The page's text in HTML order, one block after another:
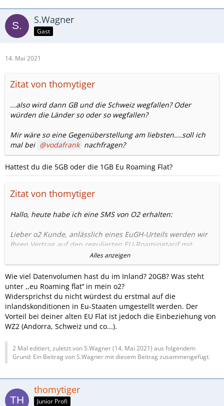
S.Wagner
Gast
14. Mai 2021
Zitat von thomytiger
...also wird dann GB und die Schweiz wegfallen? Oder
würden die Länder so oder so wegfallen?
Mir wäre so eine Gegenüberstellung am liebsten....soll ich
mal bei
vodafrank nachfragen?
Hattest du die 5GB oder die 1GB Eu Roaming Flat?
Zitat von thomytiger
Hallo, heute habe ich eine SMS von O2 erhalten:
Lieber o2 Kunde, anlässlich eines EuGH-Urteils werden wir
Ihren Vertrag auf den regulierten EU-Roamingtarif mit
gleichen Konditionen wie im Inland umstellen. Weitere Infos
unterhttps://o2online.de/goto/eugh-roaming1
. Für
Roaming innerhalb der EU könnte der regulierte EU-
Roamingtarif günstiger als Ihr aktueller Roamingtarif sein.
Diesen Vorteil würden Sie verlieren, wenn Sie der
Umstellung widersprechen. Für Roaming außerhalb der EU
können allerdings höhere Kosten als in Ihrem aktuellen Tarif
entstehen. Um zu widersprechen und damit im aktuellen
kostenlos mit NEIN auf diese SMS. Ihr o2 Team
In meinem Account sehe ich, so wie von O2 beschrieben,
den Vergleich nicht.
Alles anzeigen
Wie viel Datenvolumen hast du im Inland? 20GB? Was steht
unter ,,eu Roaming flat‘‘ in mein o2?
Widersprichst du nicht würdest du erstmal auf die
inlandskonditionen in Eu-Staaten umgestellt werden. Der
Vorteil bei deiner alten EU Flat ist jedoch die Einbeziehung von
WZ2 (Andorra, Schweiz und co...).
2 Mal editiert, zuletzt von S.Wagner (14. Mai 2021) aus folgendem
Grund: Ein Beitrag von S.Wagner mit diesem Beitrag zusammengefügt.
thomytiger
Junior Profi